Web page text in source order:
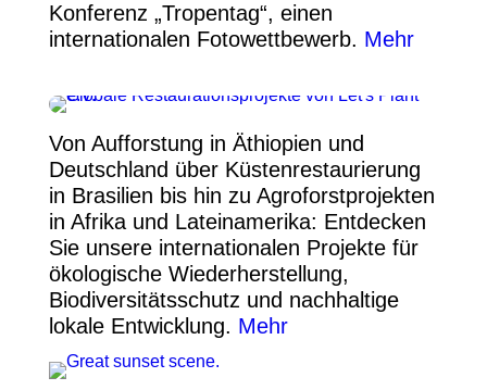
Konferenz „Tropentag“, einen
internationalen Fotowettbewerb. Mehr
Von Aufforstung in Äthiopien und
Deutschland über Küstenrestaurierung
in Brasilien bis hin zu Agroforstprojekten
in Afrika und Lateinamerika: Entdecken
Sie unsere internationalen Projekte für
ökologische Wiederherstellung,
Biodiversitätsschutz und nachhaltige
lokale Entwicklung. Mehr